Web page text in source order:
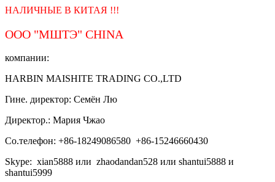
НАЛИЧНЫЕ В КИТАЯ !!!
ООО "МШТЭ" CHINA
компании:
HARBIN MAISHITE TRADING CO.,LTD
Гине. директор: Семён Лю
Директор.: Мария Чжао
Со.телефон: +86-18249086580 +86-15246660430
Skype: xian5888 или zhaodandan528 или shantui5888 и
shantui5999